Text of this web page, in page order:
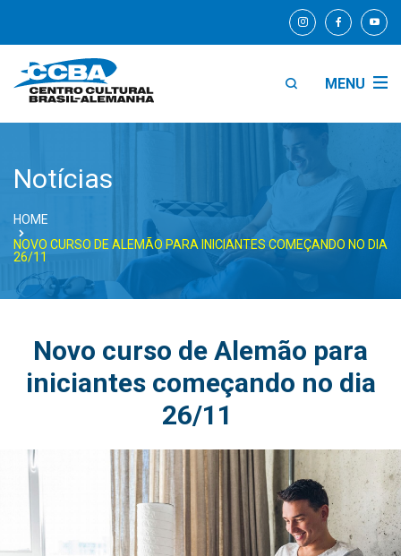
MENU
Notícias
HOME
NOVO CURSO DE ALEMÃO PARA INICIANTES COMEÇANDO NO DIA
26/11
Novo curso de Alemão para
iniciantes começando no dia
26/11